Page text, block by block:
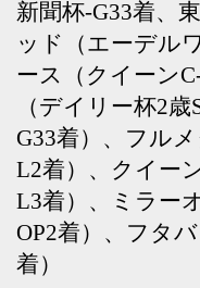
アプリケーションプライ
PCサイト